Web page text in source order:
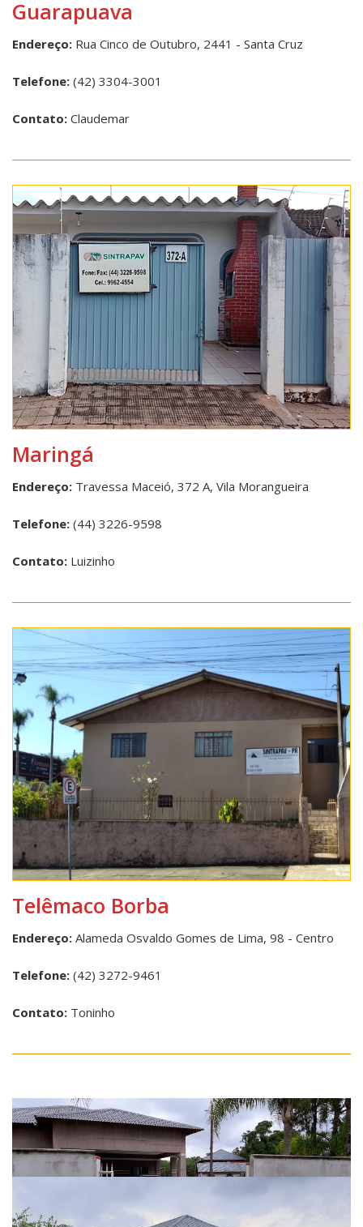
Guarapuava
Endereço: Rua Cinco de Outubro, 2441 - Santa Cruz
Telefone: (42) 3304-3001
Contato: Claudemar
Maringá
Endereço: Travessa Maceió, 372 A, Vila Morangueira
Telefone: (44) 3226-9598
Contato: Luizinho
Telêmaco Borba
Endereço: Alameda Osvaldo Gomes de Lima, 98 - Centro
Telefone: (42) 3272-9461
Contato: Toninho